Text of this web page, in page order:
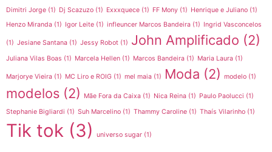
Dimitri Jorge (1) Dj Scazuzo (1) Exxxquece (1) FF Mony (1) Henrique e Juliano (1)
Henzo Miranda (1) Igor Leite (1) infleuncer Marcos Bandeira (1) Ingrid Vasconcelos
(1) Jesiane Santana (1) Jessy Robot (1) John Amplificado (2)
Juliana Vilas Boas (1) Marcela Hellen (1) Marcos Bandeira (1) Maria Laura (1)
Marjorye Vieira (1) MC Liro e ROIG (1) mel maia (1) Moda (2) modelo (1)
modelos (2) Mãe Fora da Caixa (1) Nica Reina (1) Paulo Paolucci (1)
Stephanie Bigliardi (1) Suh Marcelino (1) Thammy Caroline (1) Thaís Vilarinho (1)
Tik tok (3) universo sugar (1)